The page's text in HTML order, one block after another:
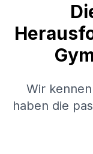
Wir
haben die